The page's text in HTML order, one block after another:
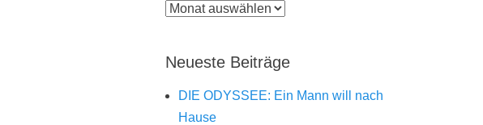
Archiv
Neueste Beiträge
DIE ODYSSEE: Ein Mann will nach
Hause